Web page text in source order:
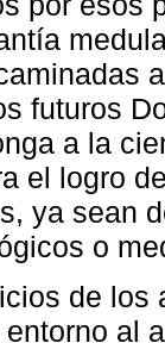
futuros
a la
el logro
ya sean
o
de los
al